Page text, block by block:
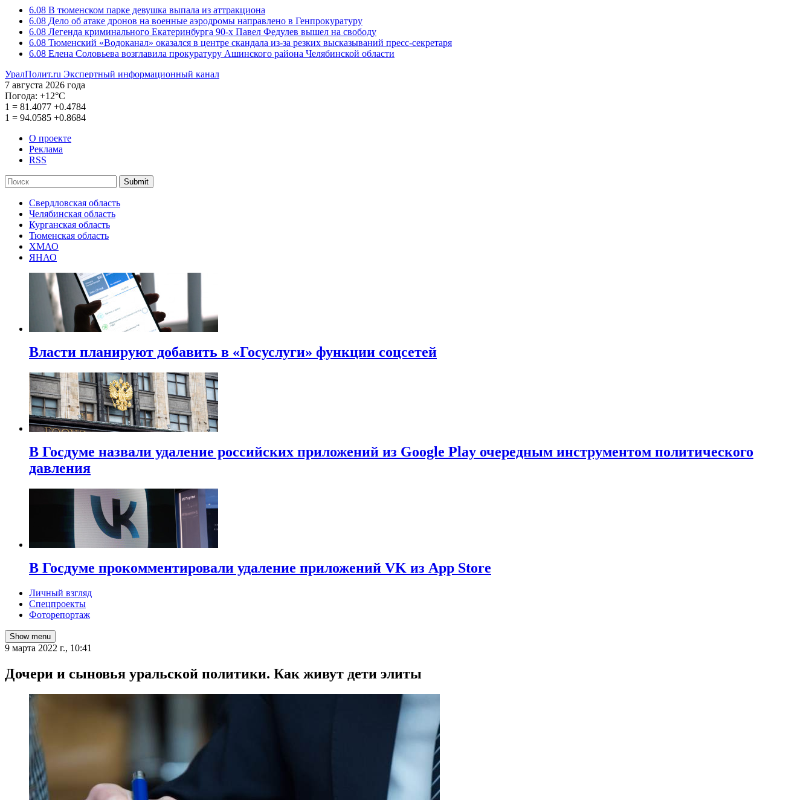
6.08 В тюменском парке девушка выпала из аттракциона
6.08 Дело об атаке дронов на военные аэродромы направлено в Генпрокуратуру
6.08 Легенда криминального Екатеринбурга 90-х Павел Федулев вышел на свободу
6.08 Тюменский «Водоканал» оказался в центре скандала из-за резких высказываний пресс-секретаря
6.08 Елена Соловьева возглавила прокуратуру Ашинского района Челябинской области
УралПолит.ru Экспертный информационный канал
7 августа 2026 года
Погода: +12°С
1 = 81.4077 +0.4784
1 = 94.0585 +0.8684
О проекте
Реклама
RSS
Submit
Свердловская область
Челябинская область
Курганская область
Тюменская область
ХМАО
ЯНАО
Власти планируют добавить в «Госуслуги» функции соцсетей
В Госдуме назвали удаление российских приложений из Google Play очередным инструментом политического
давления
В Госдуме прокомментировали удаление приложений VK из App Store
Личный взгляд
Спецпроекты
Фоторепортаж
Show menu
9 марта 2022 г., 10:41
​Дочери и сыновья уральской политики. Как живут дети элиты